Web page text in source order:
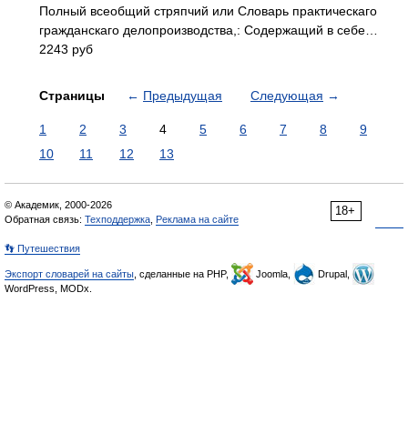
Полный всеобщий стряпчий или Словарь практическаго
гражданскаго делопроизводства,: Содержащий в себе…
2243 руб
Страницы ← Предыдущая Следующая →
1 2 3 4 5 6 7 8
9
10
11 12 13
18+
© Академик, 2000-2026
Обратная связь: Техподдержка Реклама на сайте
👣 Путешествия
Экспорт словарей на сайты , сделанные на PHP, Joomla,
Drupal,
WordPress, MODx.